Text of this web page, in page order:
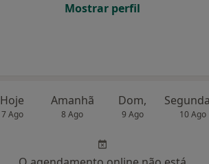
Mostrar perfil
Hoje
7 Ago
Amanhã
8 Ago
Dom,
9 Ago 10 Ago